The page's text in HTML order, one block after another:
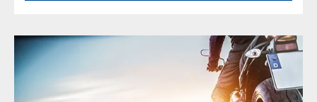
Systembau
Anlagenkonstruktion
Kosten und Investitionsplanung
Digitalisierung und Integration
Daten und Projektmanagement
Designtipps und Alltagsfragen